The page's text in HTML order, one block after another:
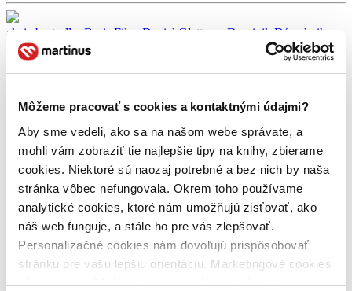
Môžeme pracovať s cookies a kontaktnými údajmi?
Aby sme vedeli, ako sa na našom webe správate, a
mohli vám zobraziť tie najlepšie tipy na knihy, zbierame
cookies. Niektoré sú naozaj potrebné a bez nich by naša
stránka vôbec nefungovala. Okrem toho používame
analytické cookies, ktoré nám umožňujú zisťovať, ako
náš web funguje, a stále ho pre vás zlepšovať.
Personalizačné cookies nám dovoľujú prispôsobovať
stránku pre vašu lepšiu orientáciu. Marketingové cookies
nám zas umožňujú zobrazenie relevantnej reklamy.
akcia bestseller Boris Filan Daniel Glattauer Dominik Dán
eknihy
PavelRené Benda
Máme pre vás päť bestsellerov úplne zadarmo!
Juraj Šlesar
Milí Martinusáci, určite za zhodneme, že skvelých kníh nie je nikdy
dosť. A skvelých kníh, ktoré si môžete prečítať zadarmo už vôbec
nie. 🙂 A preto vám aj tento rok ponúkame v spolupráci s
vydavateľstvami Slovart, Tatran, Motýľ a Hladohlas päť výborných
bestsellerov úplne zadarmo. Len tak. Každú jednu knihu si môžete
stiahnuť v elektronickej […]
Atila BartisBoris FilanDado NagyMark TwainOlivia Olivieri